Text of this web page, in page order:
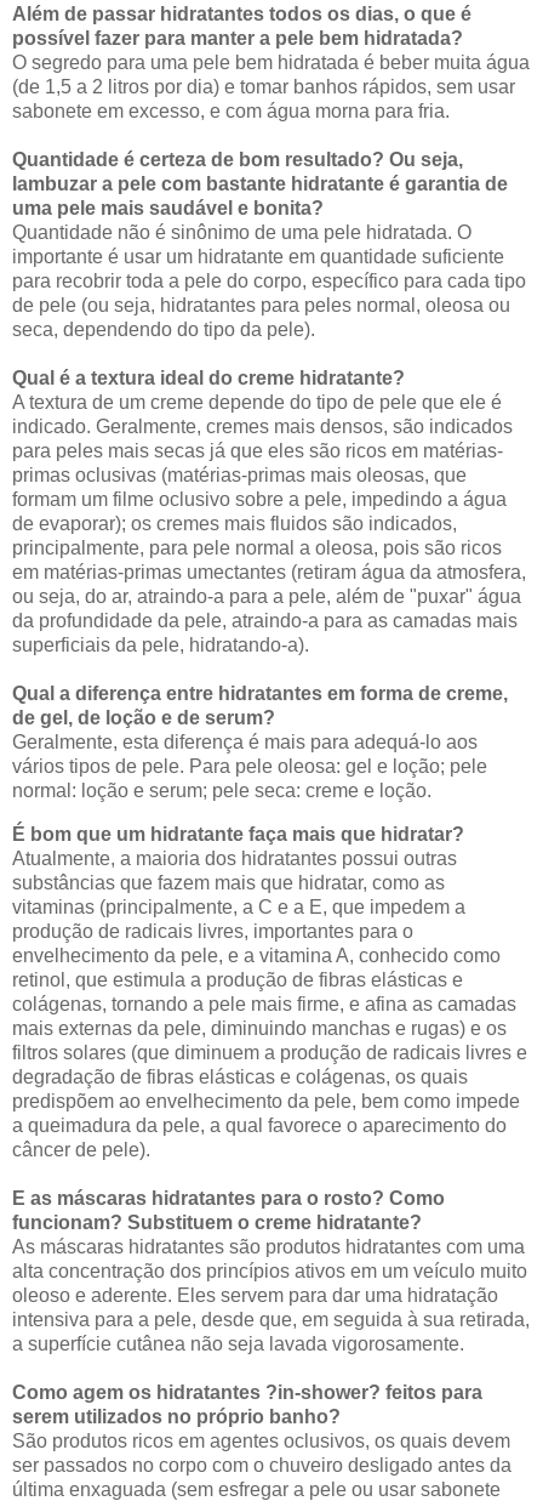
Além de passar hidratantes todos os dias, o que é
possível fazer para manter a pele bem hidratada?
O segredo para uma pele bem hidratada é beber muita água
(de 1,5 a 2 litros por dia) e tomar banhos rápidos, sem usar
sabonete em excesso, e com água morna para fria.
Quantidade é certeza de bom resultado? Ou seja,
lambuzar a pele com bastante hidratante é garantia de
uma pele mais saudável e bonita?
Quantidade não é sinônimo de uma pele hidratada. O
importante é usar um hidratante em quantidade suficiente
para recobrir toda a pele do corpo, específico para cada tipo
de pele (ou seja, hidratantes para peles normal, oleosa ou
seca, dependendo do tipo da pele).
Qual é a textura ideal do creme hidratante?
A textura de um creme depende do tipo de pele que ele é
indicado. Geralmente, cremes mais densos, são indicados
para peles mais secas já que eles são ricos em matérias-
primas oclusivas (matérias-primas mais oleosas, que
formam um filme oclusivo sobre a pele, impedindo a água
de evaporar); os cremes mais fluidos são indicados,
principalmente, para pele normal a oleosa, pois são ricos
em matérias-primas umectantes (retiram água da atmosfera,
ou seja, do ar, atraindo-a para a pele, além de "puxar" água
da profundidade da pele, atraindo-a para as camadas mais
superficiais da pele, hidratando-a).
Qual a diferença entre hidratantes em forma de creme,
de gel, de loção e de serum?
Geralmente, esta diferença é mais para adequá-lo aos
vários tipos de pele. Para pele oleosa: gel e loção; pele
normal: loção e serum; pele seca: creme e loção.
É bom que um hidratante faça mais que hidratar?
Atualmente, a maioria dos hidratantes possui outras
substâncias que fazem mais que hidratar, como as
vitaminas (principalmente, a C e a E, que impedem a
produção de radicais livres, importantes para o
envelhecimento da pele, e a vitamina A, conhecido como
retinol, que estimula a produção de fibras elásticas e
colágenas, tornando a pele mais firme, e afina as camadas
mais externas da pele, diminuindo manchas e rugas) e os
filtros solares (que diminuem a produção de radicais livres e
degradação de fibras elásticas e colágenas, os quais
predispõem ao envelhecimento da pele, bem como impede
a queimadura da pele, a qual favorece o aparecimento do
câncer de pele).
E as máscaras hidratantes para o rosto? Como
funcionam? Substituem o creme hidratante?
As máscaras hidratantes são produtos hidratantes com uma
alta concentração dos princípios ativos em um veículo muito
oleoso e aderente. Eles servem para dar uma hidratação
intensiva para a pele, desde que, em seguida à sua retirada,
a superfície cutânea não seja lavada vigorosamente.
Como agem os hidratantes ?in-shower? feitos para
serem utilizados no próprio banho?
São produtos ricos em agentes oclusivos, os quais devem
ser passados no corpo com o chuveiro desligado antes da
última enxaguada (sem esfregar a pele ou usar sabonete